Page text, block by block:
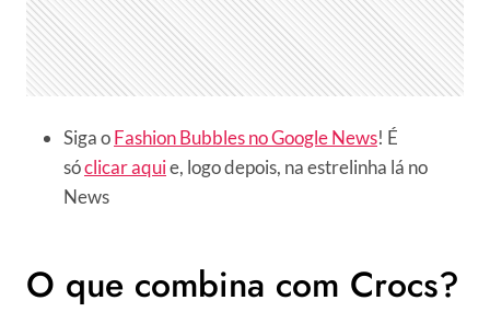
Siga oFashion Bubbles no Google News! É
sóclicar aquie, logo depois, na estrelinha lá no
News
O que combina com Crocs?